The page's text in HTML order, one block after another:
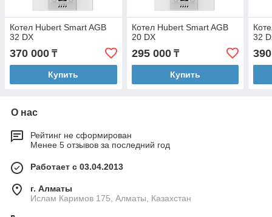
Котел Hubert Smart AGB
32 DX
370 000 ₸
Купить
Котел Hubert Smart AGB
20 DX
295 000₸
Купить
32
О нас
Рейтинг не сформирован
Менее 5 отзывов за последний год
Работает с 03.04.2013
г. Алматы
Ислам Каримов 175, Алматы, Казахстан